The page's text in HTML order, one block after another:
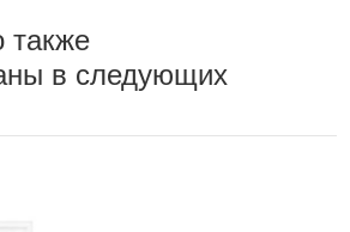
также
в следующих